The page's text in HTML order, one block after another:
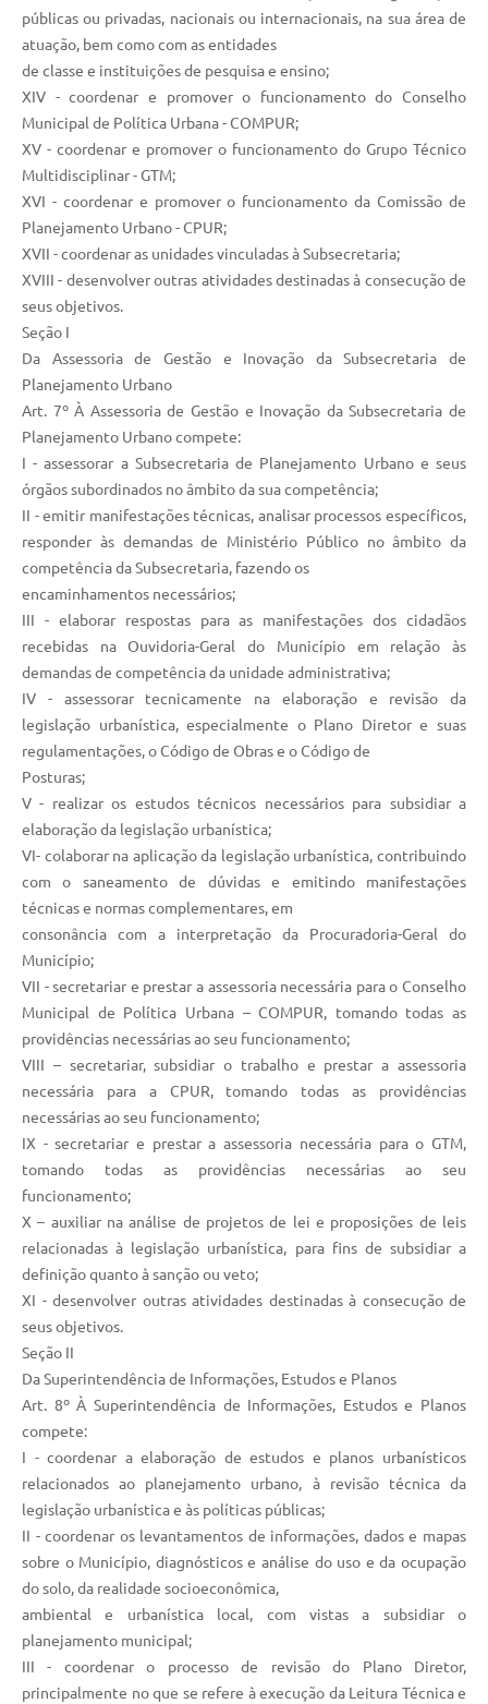
públicas ou privadas, nacionais ou internacionais, na sua área de
atuação, bem como com as entidades
de classe e instituições de pesquisa e ensino;
XIV - coordenar e promover o funcionamento do Conselho
Municipal de Política Urbana - COMPUR;
XV - coordenar e promover o funcionamento do Grupo Técnico
Multidisciplinar - GTM;
XVI - coordenar e promover o funcionamento da Comissão de
Planejamento Urbano - CPUR;
XVII - coordenar as unidades vinculadas à Subsecretaria;
XVIII - desenvolver outras atividades destinadas à consecução de
seus objetivos.
Seção I
Da Assessoria de Gestão e Inovação da Subsecretaria de
Planejamento Urbano
Art. 7º À Assessoria de Gestão e Inovação da Subsecretaria de
Planejamento Urbano compete:
I - assessorar a Subsecretaria de Planejamento Urbano e seus
órgãos subordinados no âmbito da sua competência;
II - emitir manifestações técnicas, analisar processos específicos,
responder às demandas de Ministério Público no âmbito da
competência da Subsecretaria, fazendo os
encaminhamentos necessários;
III - elaborar respostas para as manifestações dos cidadãos
recebidas na Ouvidoria-Geral do Município em relação às
demandas de competência da unidade administrativa;
IV - assessorar tecnicamente na elaboração e revisão da
legislação urbanística, especialmente o Plano Diretor e suas
regulamentações, o Código de Obras e o Código de
Posturas;
V - realizar os estudos técnicos necessários para subsidiar a
elaboração da legislação urbanística;
VI- colaborar na aplicação da legislação urbanística, contribuindo
com o saneamento de dúvidas e emitindo manifestações
técnicas e normas complementares, em
consonância com a interpretação da Procuradoria-Geral do
Município;
VII - secretariar e prestar a assessoria necessária para o Conselho
Municipal de Política Urbana – COMPUR, tomando todas as
providências necessárias ao seu funcionamento;
VIII – secretariar, subsidiar o trabalho e prestar a assessoria
necessária para a CPUR, tomando todas as providências
necessárias ao seu funcionamento;
IX - secretariar e prestar a assessoria necessária para o GTM,
tomando todas as providências necessárias ao seu
funcionamento;
X – auxiliar na análise de projetos de lei e proposições de leis
relacionadas à legislação urbanística, para fins de subsidiar a
definição quanto à sanção ou veto;
XI - desenvolver outras atividades destinadas à consecução de
seus objetivos.
Seção II
Da Superintendência de Informações, Estudos e Planos
Art. 8º À Superintendência de Informações, Estudos e Planos
compete:
I - coordenar a elaboração de estudos e planos urbanísticos
relacionados ao planejamento urbano, à revisão técnica da
legislação urbanística e às políticas públicas;
II - coordenar os levantamentos de informações, dados e mapas
sobre o Município, diagnósticos e análise do uso e da ocupação
do solo, da realidade socioeconômica,
ambiental e urbanística local, com vistas a subsidiar o
planejamento municipal;
III - coordenar o processo de revisão do Plano Diretor,
principalmente no que se refere à execução da Leitura Técnica e